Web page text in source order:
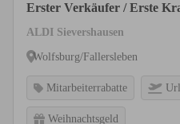
Erster Verkäufer / Erste
ALDI Sievershausen
Wolfsburg/Fallersleben
Mitarbeiterrabatte
Weihnachtsgeld